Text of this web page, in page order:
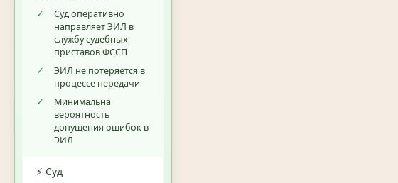
✓
Суд оперативно
направляет ЭИЛ в
службу судебных
приставов ФССП
✓
ЭИЛ не потеряется в
процессе передачи
✓
Минимальна
вероятность
допущения ошибок в
ЭИЛ
⚡ Суд